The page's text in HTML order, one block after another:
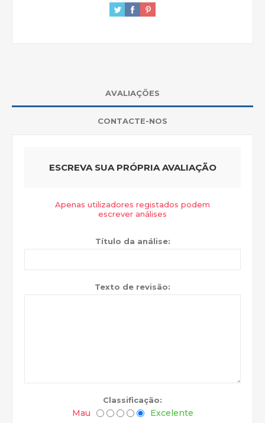
AVALIAÇÕES
CONTACTE-NOS
ESCREVA SUA PRÓPRIA AVALIAÇÃO
Apenas utilizadores registados podem
escrever análises
Título da análise:
Texto de revisão:
Classificação:
Mau Excelente